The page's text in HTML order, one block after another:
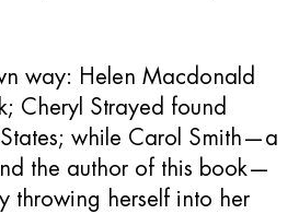
way: Helen Macdonald
Cheryl Strayed found
while Carol Smith—a
the author of this book—
throwing herself into her